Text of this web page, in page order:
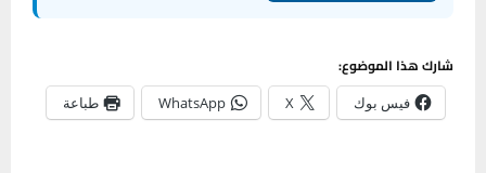
شارك هذا الموضوع:
فيس بوك X
WhatsApp طباعة